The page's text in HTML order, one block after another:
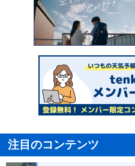
注目のコンテンツ